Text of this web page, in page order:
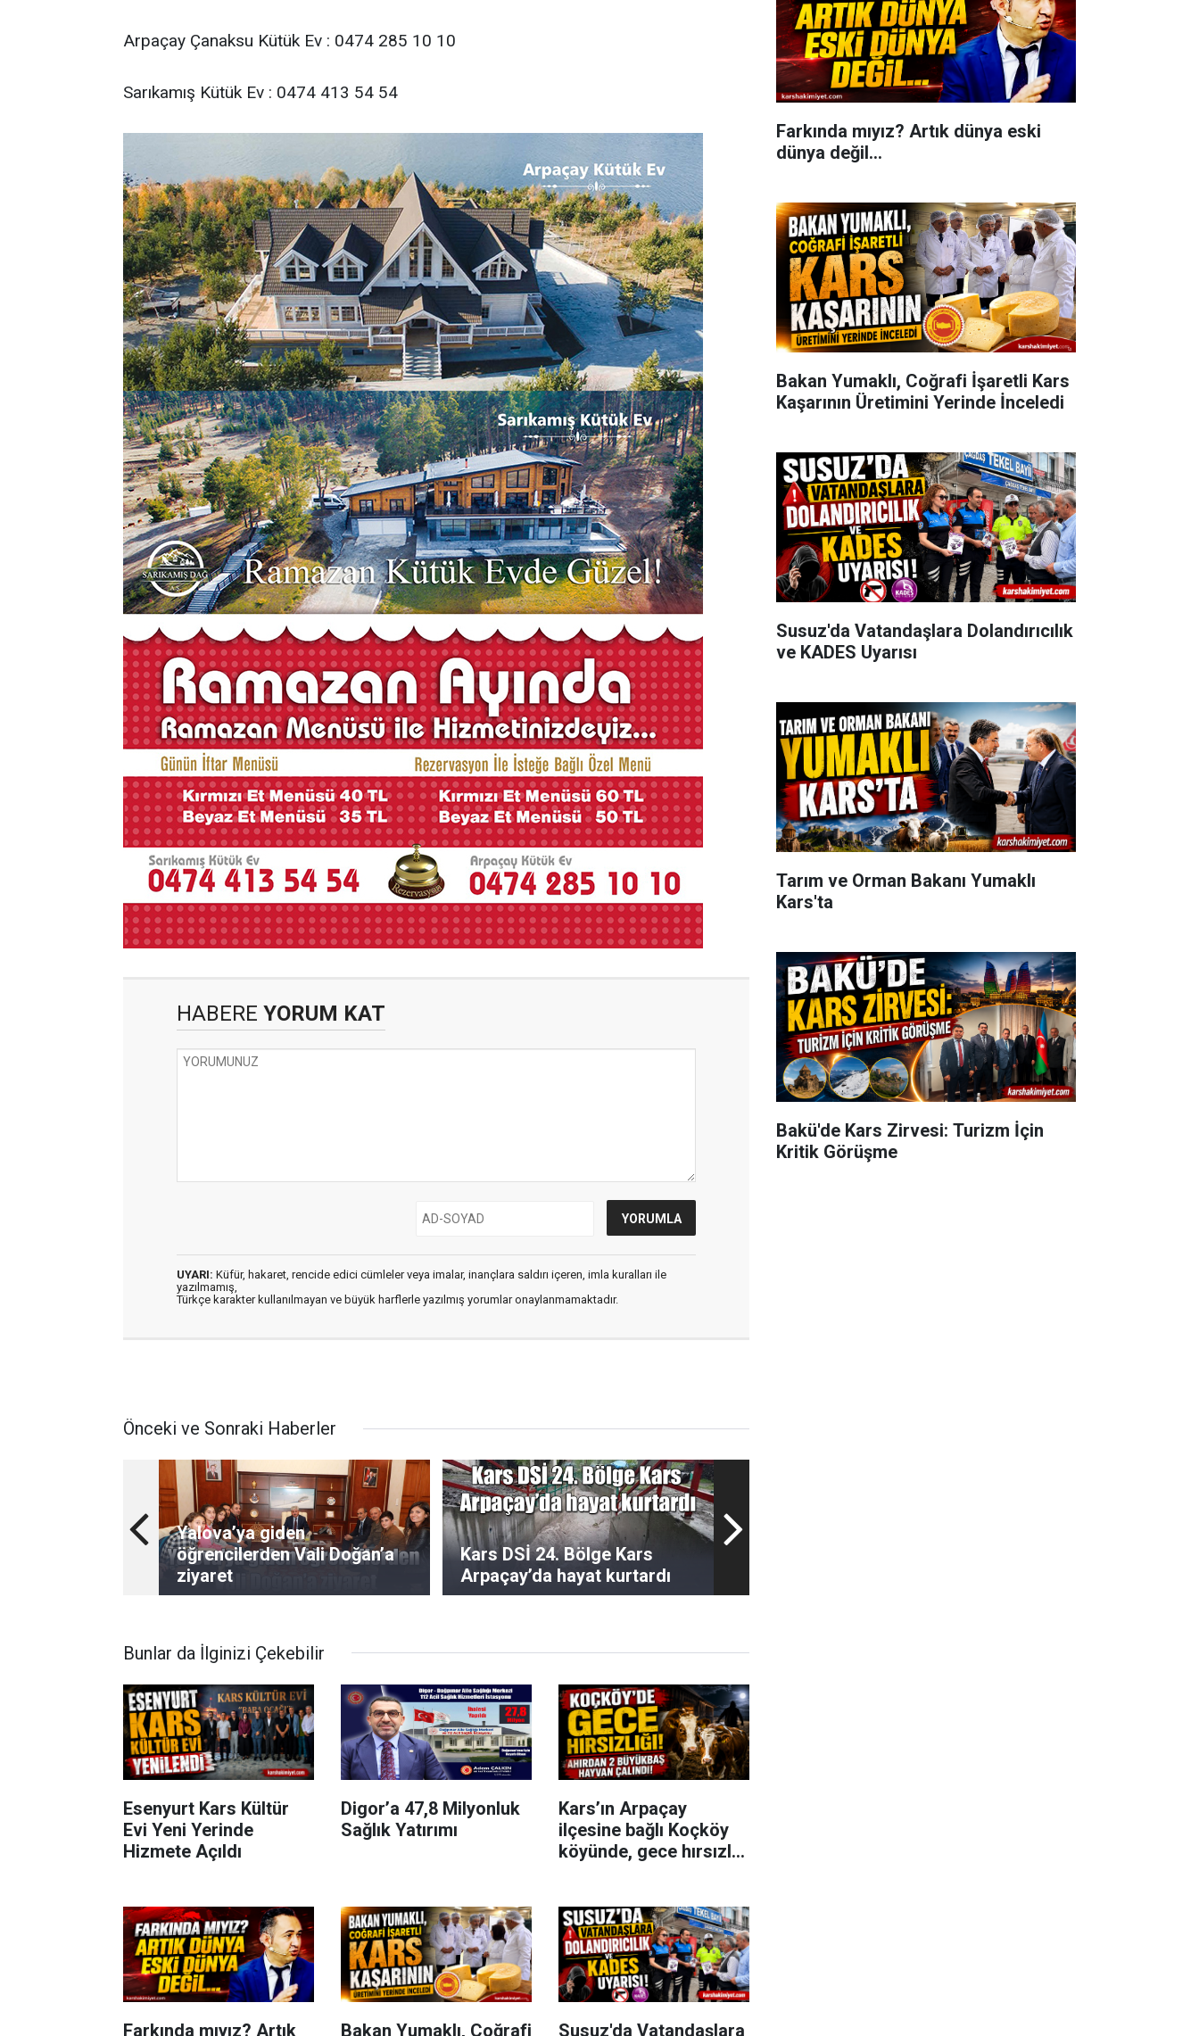
Arpaçay Çanaksu Kütük Ev : 0474 285 10 10
Sarıkamış Kütük Ev : 0474 413 54 54
HABERE YORUM KAT
UYARI: Küfür, hakaret, rencide edici cümleler veya imalar, inançlara saldırı içeren, imla kuralları ile
yazılmamış,
Türkçe karakter kullanılmayan ve büyük harflerle yazılmış yorumlar onaylanmamaktadır.
Önceki ve Sonraki Haberler
Yalova’ya giden
öğrencilerden Vali Doğan’a
ziyaret
Kars DSİ 24. Bölge Kars
Arpaçay’da hayat kurtardı
Bunlar da İlginizi Çekebilir
Esenyurt Kars Kültür
Evi Yeni Yerinde
Hizmete Açıldı
Digor’a 47,8 Milyonluk
Sağlık Yatırımı
Kars’ın Arpaçay
ilçesine bağlı Koçköy
köyünde, gece hırsızlık
Farkında mıyız? Artık Bakan Yumaklı, Coğrafi Susuz'da Vatandaşlara
Farkında mıyız? Artık dünya eski
dünya değil...
Bakan Yumaklı, Coğrafi İşaretli Kars
Kaşarının Üretimini Yerinde İnceledi
Susuz'da Vatandaşlara Dolandırıcılık
ve KADES Uyarısı
Tarım ve Orman Bakanı Yumaklı
Kars'ta
Bakü'de Kars Zirvesi: Turizm İçin
Kritik Görüşme